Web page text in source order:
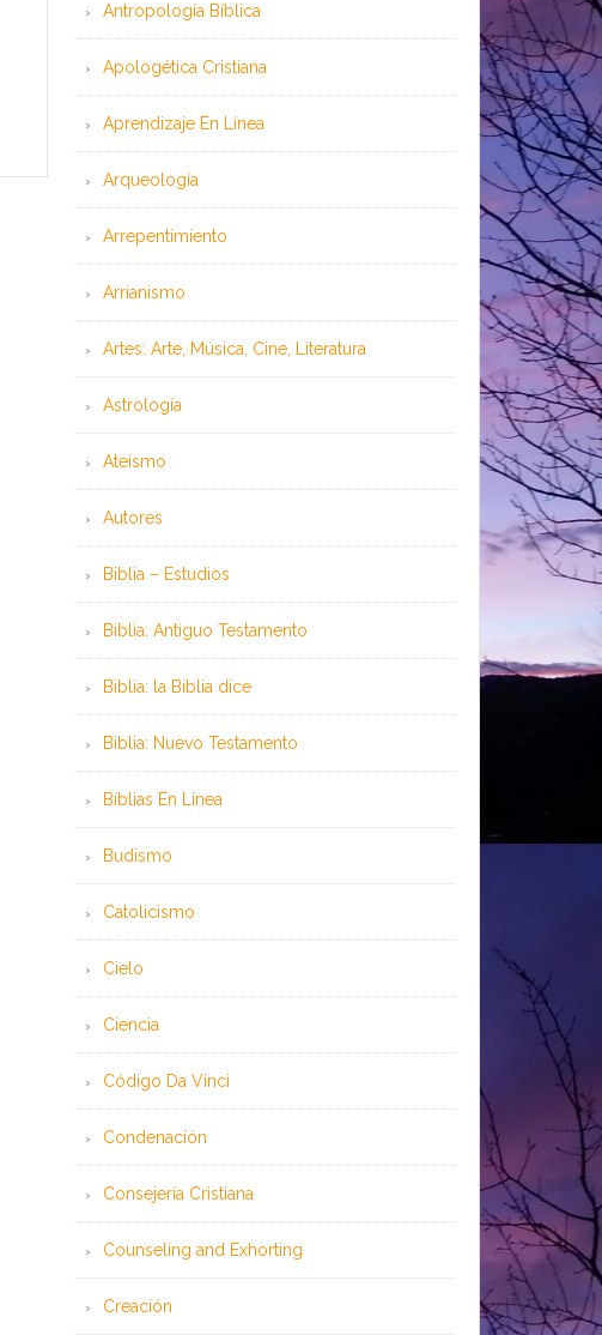
Antropología Bíblica
Apologética Cristiana
Aprendizaje En Línea
Arqueología
Arrepentimiento
Arrianismo
Artes: Arte, Música, Cine, Literatura
Astrología
Ateísmo
Autores
Biblia – Estudios
Biblia: Antiguo Testamento
Biblia: la Biblia dice
Biblia: Nuevo Testamento
Bíblias En Línea
Budismo
Catolicismo
Cielo
Ciencia
Código Da Vinci
Condenación
Consejería Cristiana
Counseling and Exhorting
Creación